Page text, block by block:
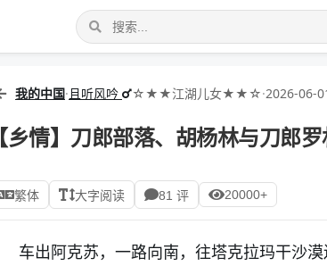
我的中国· 且听风吟 ☆★★江湖儿女★★☆·2026-06-
【乡情】刀郎部落、胡杨林与刀郎
繁体 大字阅读 81 评 20000+
车出阿克苏，一路向南，往塔克拉玛干沙